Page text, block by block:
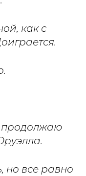
как с
продолжаю
но все равно